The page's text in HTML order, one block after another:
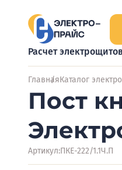
Расчет
ГлавнаяКаталог
Пост
Артикул:ПКЕ-222/1.1Ч.П